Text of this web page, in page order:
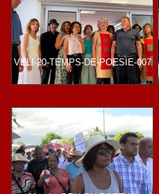
VELI-20-TEMPS-DE-POESIE-007